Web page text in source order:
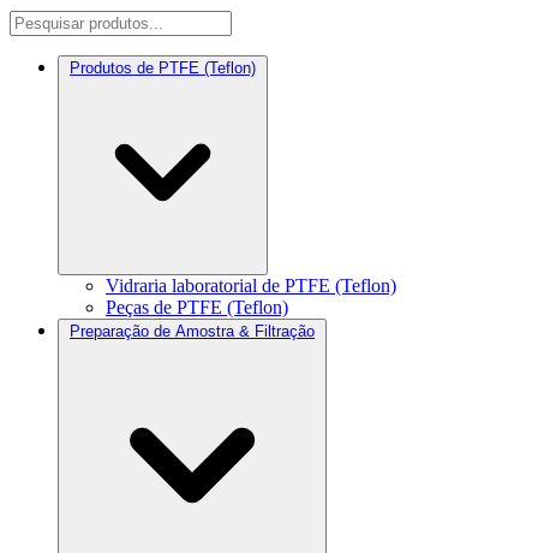
Produtos de PTFE (Teflon)
Vidraria laboratorial de PTFE (Teflon)
Peças de PTFE (Teflon)
Preparação de Amostra & Filtração